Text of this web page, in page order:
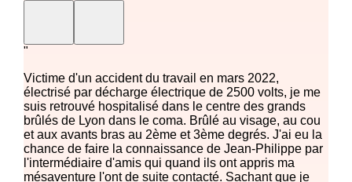
"
Victime d'un accident du travail en mars 2022,
électrisé par décharge électrique de 2500 volts, je me
suis retrouvé hospitalisé dans le centre des grands
brûlés de Lyon dans le coma. Brûlé au visage, au cou
et aux avants bras au 2ème et 3ème degrés. J'ai eu la
chance de faire la connaissance de Jean-Philippe par
l'intermédiaire d'amis qui quand ils ont appris ma
mésaventure l'ont de suite contacté. Sachant que je